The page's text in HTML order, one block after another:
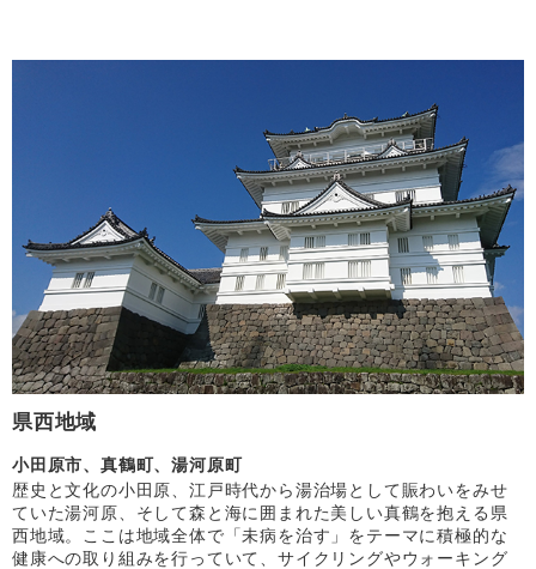
県西地域
小田原市、真鶴町、湯河原町
歴史と文化の小田原、江戸時代から湯治場として賑わいをみせ
ていた湯河原、そして森と海に囲まれた美しい真鶴を抱える県
西地域。ここは地域全体で「未病を治す」をテーマに積極的な
健康への取り組みを行っていて、サイクリングやウォーキング